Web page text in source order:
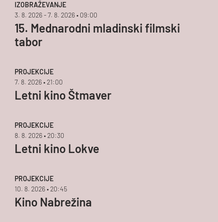
IZOBRAŽEVANJE
3. 8. 2026 - 7. 8. 2026 • 09:00
15. Mednarodni mladinski filmski
tabor
PROJEKCIJE
7. 8. 2026 • 21:00
Letni kino Štmaver
PROJEKCIJE
8. 8. 2026 • 20:30
Letni kino Lokve
PROJEKCIJE
10. 8. 2026 • 20:45
Kino Nabrežina